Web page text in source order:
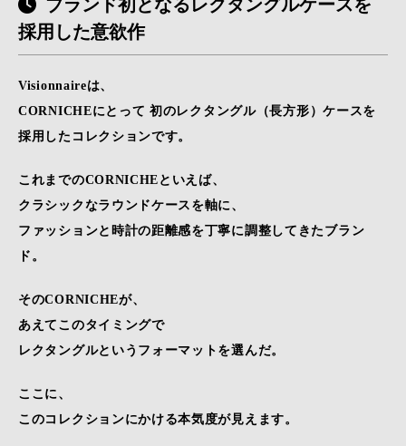
ブランド初となるレクタングルケースを
採用した意欲作
Visionnaireは、
CORNICHEにとって 初のレクタングル（長方形）ケースを
採用したコレクションです。
これまでのCORNICHEといえば、
クラシックなラウンドケースを軸に、
ファッションと時計の距離感を丁寧に調整してきたブラン
ド。
そのCORNICHEが、
あえてこのタイミングで
レクタングルというフォーマットを選んだ。
ここに、
このコレクションにかける本気度が見えます。